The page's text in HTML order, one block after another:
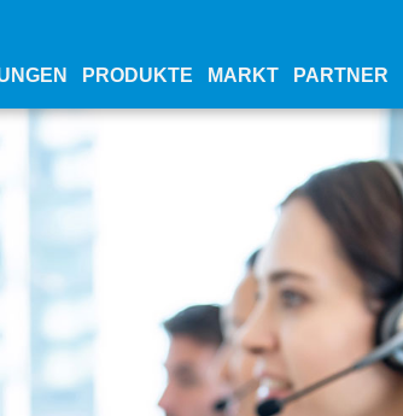
PRODUKTE MARKT PARTNER